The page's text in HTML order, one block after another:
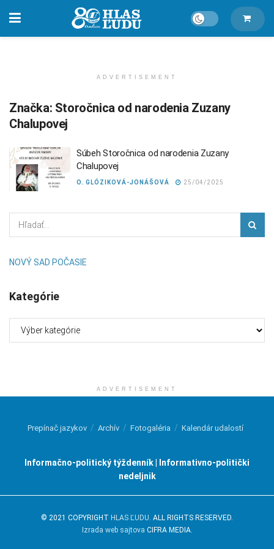
ADVERTISEMENT
Značka: Storočnica od narodenia Zuzany
Chalupovej
Súbeh Storočnica od narodenia Zuzany
Chalupovej
O. GLÓZIKOVÁ-JONÁŠOVÁ 25/04/2025
NOVÝ SAD POČASIE
Kategórie
ADVERTISEMENT
Prepínač jazykov Archív Fotogaléria Kalendár udalostí
Informačno-politický týždenník | Informativno-politički
nedeljnik
© 2021 COPYRIGHT HLAS ĽUDU . ALL RIGHTS RESERVED.
Izrada web sajtova CIFRA MEDIA.